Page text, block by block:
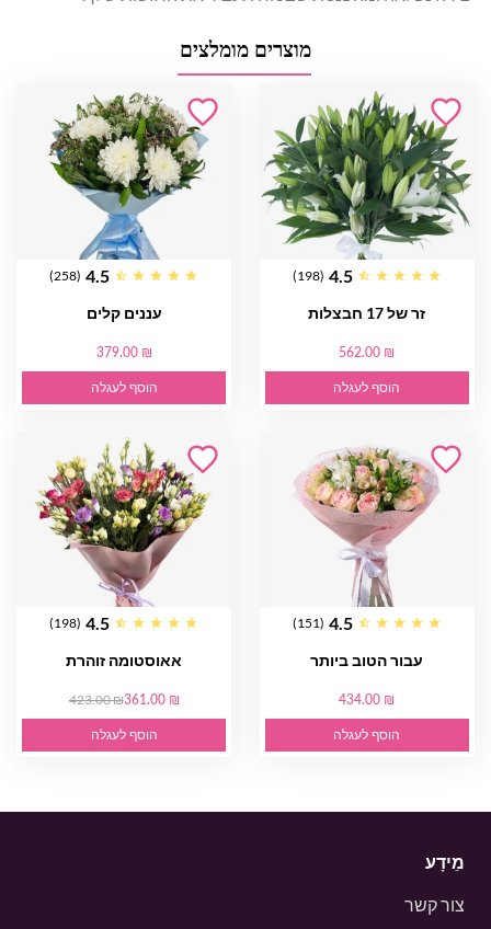
מוצרים מומלצים
4.5
(198)
זר של 17 חבצלות
562.00 ₪
הוסף לעגלה
4.5
(258)
עננים קלים
379.00 ₪
הוסף לעגלה
4.5
(151)
עבור הטוב ביותר
434.00 ₪
הוסף לעגלה
4.5
(198)
אאוסטומה זוהרת
361.00 ₪
423.00 ₪
הוסף לעגלה
מֵידָע
צור קשר